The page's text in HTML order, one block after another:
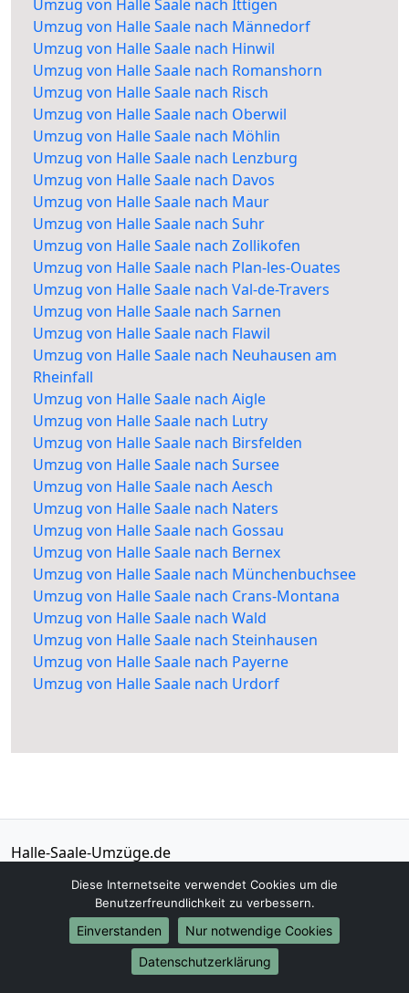
Umzug von Halle Saale nach Ittigen
Umzug von Halle Saale nach Männedorf
Umzug von Halle Saale nach Hinwil
Umzug von Halle Saale nach Romanshorn
Umzug von Halle Saale nach Risch
Umzug von Halle Saale nach Oberwil
Umzug von Halle Saale nach Möhlin
Umzug von Halle Saale nach Lenzburg
Umzug von Halle Saale nach Davos
Umzug von Halle Saale nach Maur
Umzug von Halle Saale nach Suhr
Umzug von Halle Saale nach Zollikofen
Umzug von Halle Saale nach Plan-les-Ouates
Umzug von Halle Saale nach Val-de-Travers
Umzug von Halle Saale nach Sarnen
Umzug von Halle Saale nach Flawil
Umzug von Halle Saale nach Neuhausen am
Rheinfall
Umzug von Halle Saale nach Aigle
Umzug von Halle Saale nach Lutry
Umzug von Halle Saale nach Birsfelden
Umzug von Halle Saale nach Sursee
Umzug von Halle Saale nach Aesch
Umzug von Halle Saale nach Naters
Umzug von Halle Saale nach Gossau
Umzug von Halle Saale nach Bernex
Umzug von Halle Saale nach Münchenbuchsee
Umzug von Halle Saale nach Crans-Montana
Umzug von Halle Saale nach Wald
Umzug von Halle Saale nach Steinhausen
Umzug von Halle Saale nach Payerne
Umzug von Halle Saale nach Urdorf
Halle-Saale-Umzüge.de
01579-2482330
info@halle-saale-umzuege.de
Diese Internetseite verwendet Cookies um die
Benutzerfreundlichkeit zu verbessern.
Einverstanden
Nur notwendige Cookies
Datenschutzerklärung